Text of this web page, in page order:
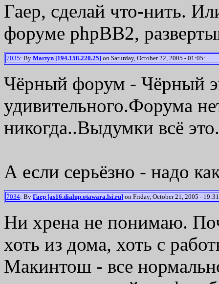
Гаер, сделай что-нить.
форуме phpBB2,
7035: By Martyn [194.158.220.25] on Saturday, October 22, 2005 - 01:05:
Чёрный форум - Чёрный
удивительного.Форума
никогда..Выдумки всё
А если серьёзно - надо
7034: By Гаер [as16.dialup.otawara.lsi.ru] on Friday, October 21, 2005 -
Ни хрена не понимаю.
хоть из дома, хоть с
Макинтош - все